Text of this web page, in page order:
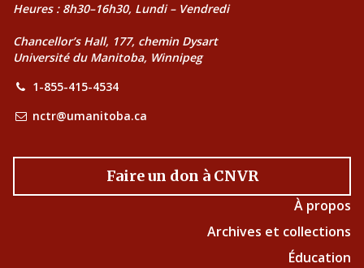
Heures : 8h30–16h30, Lundi – Vendredi
Chancellor’s Hall, 177, chemin Dysart
Université du Manitoba, Winnipeg
1-855-415-4534
nctr@umanitoba.ca
Faire un don à CNVR
À propos
Archives et collections
Éducation